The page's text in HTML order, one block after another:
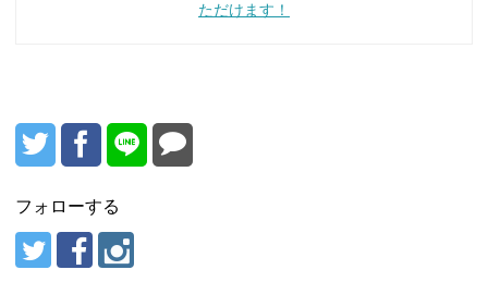
ただけます！
フォローする